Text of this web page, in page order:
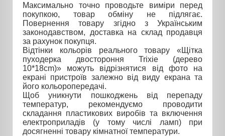
Максимально точно проводьте виміри перед
покупкою, товар обміну не підлягає.
Повернення товару згідно з Українським
законодавством, доставка на склад продавця
за рахунок покупця.
Відтінки кольорів реального товару «Щітка
пуходерка двостороння Trixie (дерево
10*18cm)» можуть відрізнятися від фото на
екрані пристроїв залежно від виду екрана та
його кольоропередачі.
Щоб уникнути пошкоджень від перепаду
температур, рекомендуємо проводити
складання пластикових виробів та включення
електроприладів (у тому числі ламп) при
досягненні товару кімнатної температури.